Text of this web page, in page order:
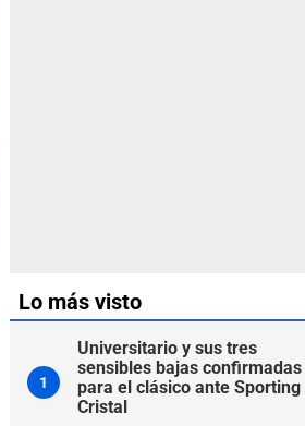
Lo más visto
1
Universitario y sus tres
sensibles bajas confirmadas
para el clásico ante Sporting
Cristal